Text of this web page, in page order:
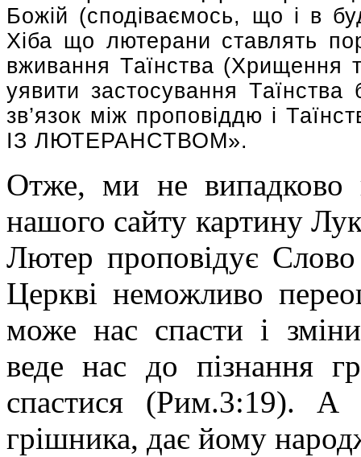
Божій (сподіваємось, що і в
Хіба що лютерани ставлять
вживання Таїнства (Хрищення
уявити застосування
зв’язок між проповіддю і
ІЗ ЛЮТЕРАНСТВОМ».
Отже, ми не випадково
нашого сайту картину
Лютер проповідує
Церкві неможливо
може нас спасти і
веде нас до пізнання
спастися (Рим.3:19). А
грішника, дає йому